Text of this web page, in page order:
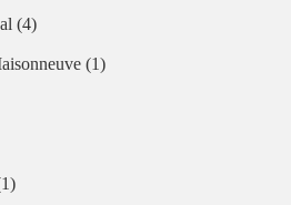
(4)
(1)